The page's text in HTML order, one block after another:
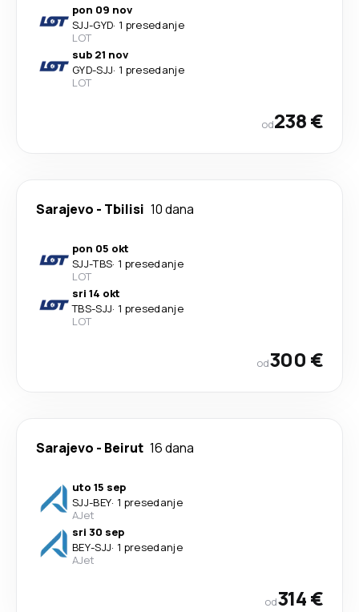
pon 09 nov
SJJ-GYD· 1 presedanje
LOT
sub 21 nov
GYD-SJJ· 1 presedanje
LOT
od238 €
Sarajevo - Tbilisi 10 dana
pon 05 okt
SJJ-TBS· 1 presedanje
LOT
sri 14 okt
TBS-SJJ· 1 presedanje
LOT
od300 €
Sarajevo - Beirut 16 dana
uto 15 sep
SJJ-BEY· 1 presedanje
AJet
sri 30 sep
BEY-SJJ· 1 presedanje
AJet
od314 €